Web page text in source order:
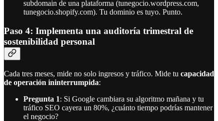
subdomain de una plataforma (tunegocio.wordpress.com,
tunegocio.shopify.com). Tu dominio es tuyo. Punto.
Paso 4: Implementa una auditoría trimestral de
sostenibilidad personal
Cada tres meses, mide no solo ingresos y tráfico. Mide tu capacidad
de operación ininterrumpida:
Pregunta 1: Si Google cambiara su algoritmo mañana y tu
tráfico SEO cayera un 80%, ¿cuánto tiempo podrías mantener
el negocio?